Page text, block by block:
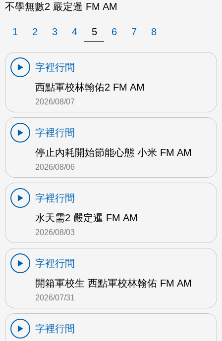
不學無數2 嚴定暹 FM AM
1 2 3 4 5 6 7 8
字裡行間
西點軍校林翰佑2 FM AM
2026/08/07
字裡行間
停止內耗開始節能心態 小米 FM AM
2026/08/06
字裡行間
水天需2 嚴定暹 FM AM
2026/08/03
字裡行間
開箱軍校生 西點軍校林翰佑 FM AM
2026/07/31
字裡行間